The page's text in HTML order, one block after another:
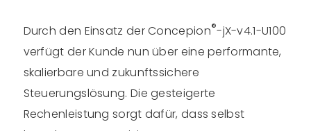
Durch den Einsatz der Concepion®-jX-v4.1-U100
verfügt der Kunde nun über eine performante,
skalierbare und zukunftssichere
Steuerungslösung. Die gesteigerte
Rechenleistung sorgt dafür, dass selbst